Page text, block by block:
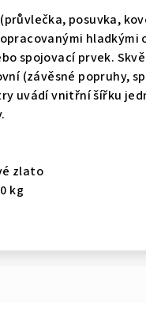
posuvka,
spojovací prvek.
(závěsné popruhy,
uvádí vnitřní šířku
zlato
kg